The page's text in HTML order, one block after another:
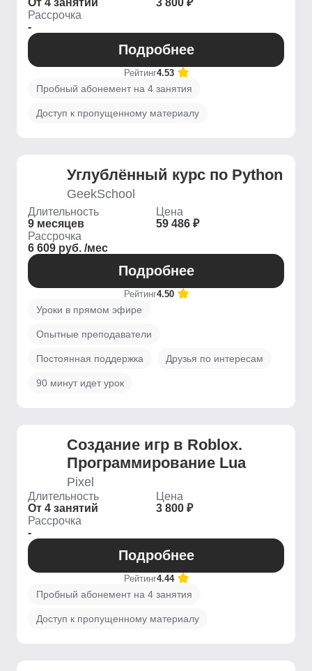
От 4 занятий
3 800 ₽
Рассрочка
-
Подробнее
Рейтинг4.53
Пробный абонемент на 4 занятия
Доступ к пропущенному материалу
Углублённый курс по Python
GeekSchool
Длительность
9 месяцев
Цена
59 486 ₽
Рассрочка
6 609 руб. /мес
Подробнее
Рейтинг4.50
Уроки в прямом эфире
Опытные преподаватели
Постоянная поддержка Друзья по интересам
90 минут идет урок
Создание игр в Roblox.
Программирование Lua
Pixel
Длительность
От 4 занятий
Цена
3 800 ₽
Рассрочка
-
Подробнее
Рейтинг4.44
Пробный абонемент на 4 занятия
Доступ к пропущенному материалу